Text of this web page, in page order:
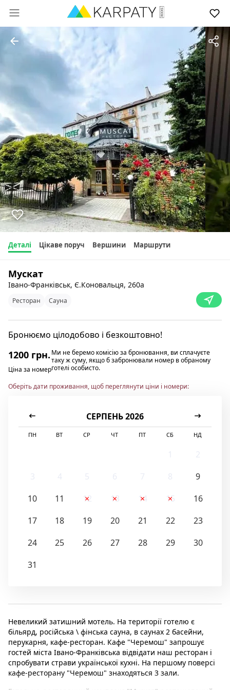
Деталі Цікаве поруч Вершини Маршрути
Мускат
Івано-Франківськ, Є.Коновальця, 260а
Ресторан Сауна
Бронюємо цілодобово і безкоштовно!
1200 грн.
Ціна за номер
Ми не беремо комісію за бронювання, ви сплачуєте
таку ж суму, якщо б забронювали номер в обраному
готелі особисто.
Оберіть дати проживання, щоб переглянути ціни і номери:
СЕРПЕНЬ 2026
ПН ВТ СР ЧТ ПТ СБ НД
9
10
11 12 13 14 15
16
17
18 19 20 21 22
23
24
25 26 27 28 29
30
31
Невеликий затишний мотель. На території готелю є
більярд, російська \ фінська сауна, в саунах 2 басейни,
перукарня, кафе-ресторан. Кафе "Черемош" запрошує
гостей міста Івано-Франківська відвідати наш ресторан і
спробувати страви української кухні. На першому поверсі
кафе-ресторану "Черемош" знаходяться 3 зали.